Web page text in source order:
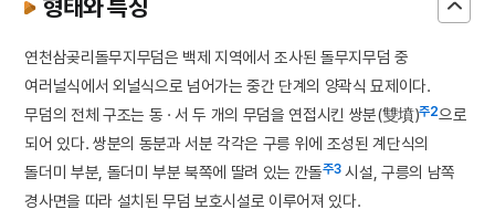
형태와 특징
연천삼곶리돌무지무덤은 백제 지역에서 조사된 돌무지무덤 중
여러널식에서 외널식으로 넘어가는 중간 단계의 양곽식 묘제이다.
무덤의 전체 구조는 동 · 서 두 개의 무덤을 연접시킨 쌍분(雙墳)주2으로
되어 있다. 쌍분의 동분과 서분 각각은 구릉 위에 조성된 계단식의
돌더미 부분, 돌더미 부분 북쪽에 딸려 있는 깐돌주3시설, 구릉의 남쪽
경사면을 따라 설치된 무덤 보호시설로 이루어져 있다.